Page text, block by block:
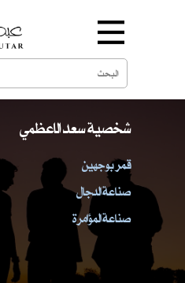
شخصية سعد الاعظمي
قمر بوجهين
صناعة الدجال
صناعة المؤامرة